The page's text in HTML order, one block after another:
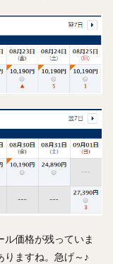
価格が残っていま
りますね。急げ～♪